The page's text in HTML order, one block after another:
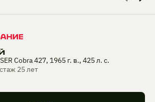
Cobra 427, 1965 г. в., 425 л. с.
25 лет